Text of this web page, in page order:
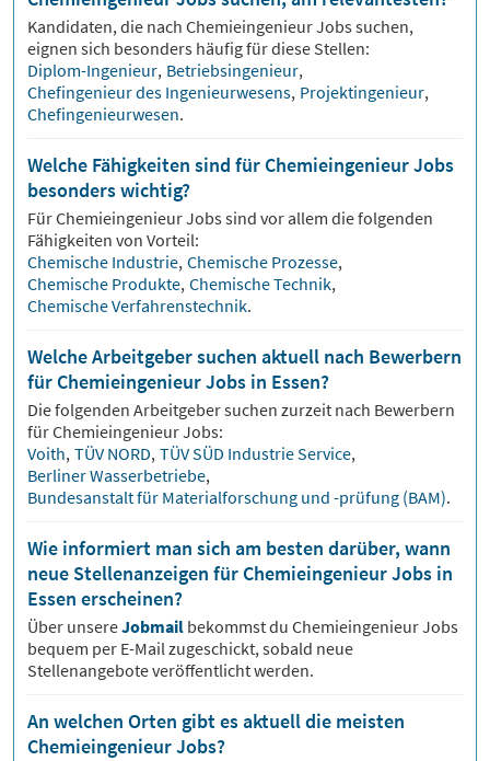
Kandidaten, die nach ChemieingenieurJobs suchen,
eignen sich besonders häufig für diese Stellen:
Diplom-Ingenieur, Betriebsingenieur,
Chefingenieur des Ingenieurwesens, Projektingenieur,
Chefingenieurwesen.
Welche Fähigkeiten sind für Chemieingenieur Jobs
besonders wichtig?
FürChemieingenieurJobs sind vor allem die folgenden
Fähigkeiten von Vorteil:
Chemische Industrie, Chemische Prozesse,
Chemische Produkte, Chemische Technik,
Chemische Verfahrenstechnik.
Welche Arbeitgeber suchen aktuell nach Bewerbern
für Chemieingenieur Jobs in Essen?
Die folgenden Arbeitgeber suchen zurzeit nach Bewerbern
fürChemieingenieurJobs:
Voith, TÜV NORD, TÜV SÜD Industrie Service,
Berliner Wasserbetriebe,
Bundesanstalt für Materialforschung und -prüfung (BAM).
Wie informiert man sich am besten darüber, wann
neue Stellenanzeigen für Chemieingenieur Jobs in
Essen erscheinen?
Über unsereJobmail bekommst du ChemieingenieurJobs
bequem per E-Mail zugeschickt, sobald neue
Stellenangebote veröffentlicht werden.
An welchen Orten gibt es aktuell die meisten
Chemieingenieur Jobs?